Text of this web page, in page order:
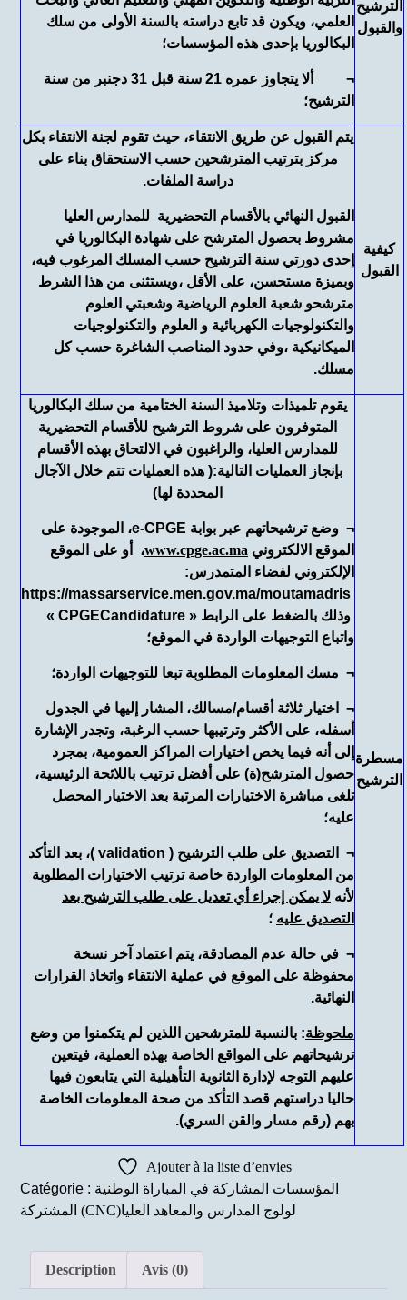
الترشيح
والقبول العلمي، ويكون قد تابع دراسته بالسنة الأولى من سلك
البكالوريا بإحدى هذه المؤسسات؛
¬ ألا يتجاوز عمره 21 سنة قبل 31 دجنبر من سنة
الترشيح؛
كيفية
القبول
يتم القبول عن طريق الانتقاء، حيث تقوم لجنة الانتقاء بكل
مركز بترتيب المترشحين حسب الاستحقاق بناء على
دراسة الملفات.
القبول النهائي بالأقسام التحضيرية للمدارس العليا
مشروط بحصول المترشح على شهادة البكالوريا في
إحدى دورتي سنة الترشيح حسب المسلك المرغوب فيه،
وبميزة مستحسن، على الأقل ،ويستثنى من هذا الشرط
مترشحو شعبة العلوم الرياضية وشعبتي العلوم
والتكنولوجيات الكهربائية و العلوم والتكنولوجيات
الميكانيكية ،وفي حدود المناصب الشاغرة حسب كل
مسلك.
مسطرة
الترشيح
يقوم تلميذات وتلاميذ السنة الختامية من سلك البكالوريا
المتوفرون على شروط الترشيح للأقسام التحضيرية
للمدارس العليا، والراغبون في الالتحاق بهذه الأقسام
بإنجاز العمليات التالية:( هذه العمليات تتم خلال الآجال
المحددة لها)
¬ وضع ترشيحاتهم عبر بوابة e-CPGE، الموجودة على
الموقع الالكتروني www.cpge.ac.ma، أو على الموقع
الإلكتروني لفضاء المتمدرس:
https://massarservice.men.gov.ma/moutamadris
وذلك بالضغط على الرابط « CPGECandidature »
واتباع التوجيهات الواردة في الموقع؛
¬ مسك المعلومات المطلوبة تبعا للتوجيهات الواردة؛
¬ اختيار ثلاثة أقسام/مسالك، المشار إليها في الجدول
أسفله، على الأكثر وترتيبها حسب الرغبة، وتجدر الإشارة
إلى أنه فيما يخص اختيارات المراكز العمومية، بمجرد
حصول المترشح(ة) على أفضل ترتيب باللائحة الرئيسية،
تلغى مباشرة الاختيارات المرتبة بعد الاختيار المحصل
عليه؛
¬ التصديق على طلب الترشيح ( validation )، بعد التأكد
من المعلومات الواردة خاصة ترتيب الاختيارات المطلوبة
لأنه لا يمكن إجراء أي تعديل على طلب الترشيح بعد
التصديق عليه ؛
¬ في حالة عدم المصادقة، يتم اعتماد آخر نسخة
محفوظة على الموقع في عملية الانتقاء واتخاذ القرارات
النهائية.
ملحوظة: بالنسبة للمترشحين اللذين لم يتكمنوا من وضع
ترشيحاتهم على المواقع الخاصة بهذه العملية، فيتعين
عليهم التوجه لإدارة الثانوية التأهيلية التي يتابعون فيها
حاليا دراستهم قصد التأكد من صحة المعلومات الخاصة
بهم (رقم مسار والقن السري).
Ajouter à la liste d’envies
Catégorie : المؤسسات المشاركة في المباراة الوطنية
المشتركة (CNC)لولوج المدارس والمعاهد العليا
Description Avis (0)